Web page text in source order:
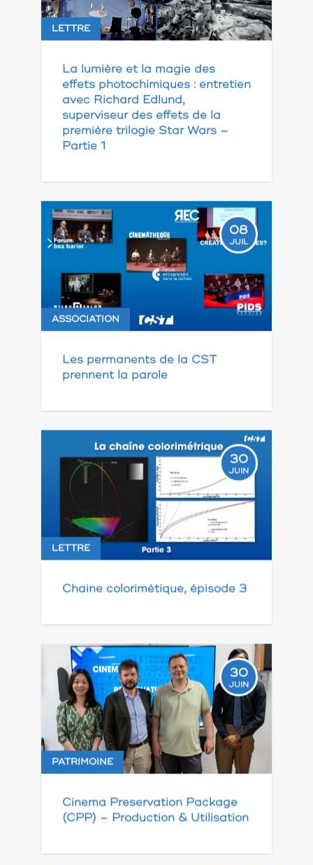
LETTRE
La lumière et la magie des
effets photochimiques : entretien
avec Richard Edlund,
superviseur des effets de la
première trilogie Star Wars –
Partie 1
08
JUIL
ASSOCIATION
Les permanents de la CST
prennent la parole
30
JUIN
LETTRE
Chaine colorimétique, épisode 3
30
JUIN
PATRIMOINE
Cinema Preservation Package
(CPP) – Production & Utilisation